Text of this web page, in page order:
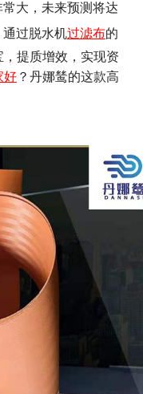
大，未来预测将达
过脱水机过滤布的
提质增效，实现资
好？丹娜鸶的这款高